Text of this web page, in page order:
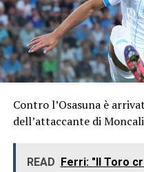
Contro l’Osasuna è
dell’attaccante di
READ Ferri: "Il Toro